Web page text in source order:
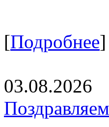
[Подробнее]
03.08.2026